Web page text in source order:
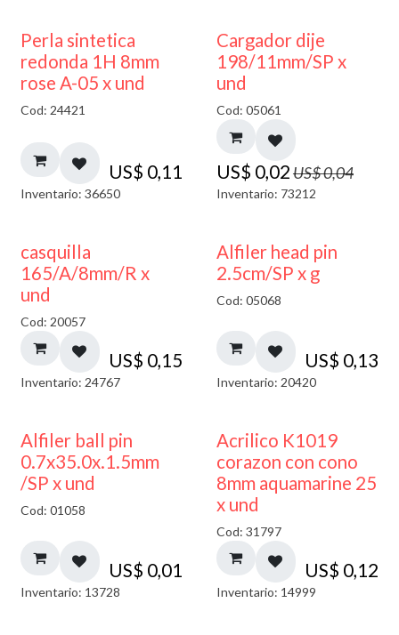
Perla sintetica
redonda 1H 8mm
rose A-05 x und
Cod: 24421
US$ 0,11
Inventario: 36650
50% DESCUENTO
Cargador dije
198/11mm/SP x
und
Cod: 05061
US$ 0,02US$0,04
Inventario: 73212
casquilla
165/A/8mm/R x
und
Cod: 20057
US$ 0,15
Inventario: 24767
Alfiler head pin
2.5cm/SP x g
Cod: 05068
US$ 0,13
Inventario: 20420
Alfiler ball pin
0.7x35.0x.1.5mm
/SP x und
Cod: 01058
US$ 0,01
Inventario: 13728
Acrilico K1019
corazon con cono
8mm aquamarine 25
x und
Cod: 31797
US$ 0,12
Inventario: 14999